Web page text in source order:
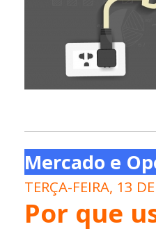
Mercado e
TERÇA-FEIRA, 13
Por que